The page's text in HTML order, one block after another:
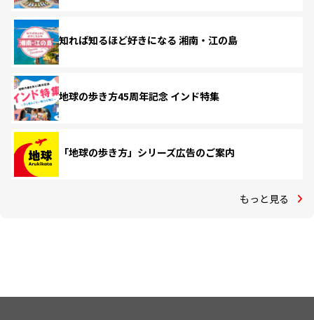
知れば知るほど好きになる 湘南・江の島
地球の歩き方45周年記念 インド特集
「地球の歩き方」シリーズ広告のご案内
もっと見る